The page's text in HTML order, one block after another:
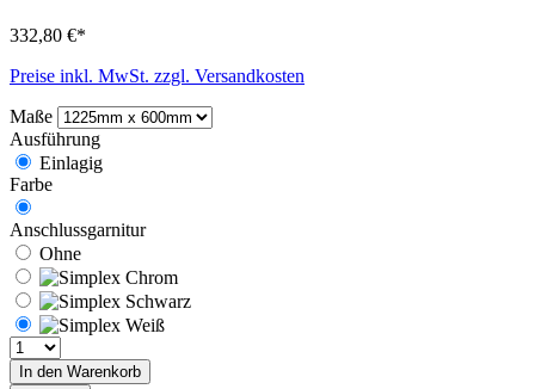
332,80 €*
Preise inkl. MwSt. zzgl. Versandkosten
Maße
Ausführung
Einlagig
Farbe
Anschlussgarnitur
Ohne
In den Warenkorb